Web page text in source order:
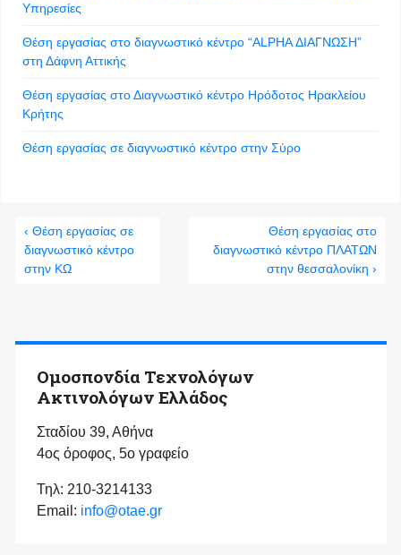
Υπηρεσίες
Θέση εργασίας στο διαγνωστικό κέντρο “ALPHA ΔΙΑΓΝΩΣΗ”
στη Δάφνη Αττικής
Θέση εργασίας στο Διαγνωστικό κέντρο Ηρόδοτος Ηρακλείου
Κρήτης
Θέση εργασίας σε διαγνωστικό κέντρο στην Σύρο
‹ Θέση εργασίας σε
διαγνωστικό κέντρο
στην ΚΩ
Θέση εργασίας στο
διαγνωστικό κέντρο ΠΛΑΤΩΝ
στην θεσσαλονίκη ›
Ομοσπονδία Τεχνολόγων
Ακτινολόγων Ελλάδος
Σταδίου 39, Αθήνα
4ος όροφος, 5ο γραφείο
Τηλ: 210-3214133
Email: info@otae.gr